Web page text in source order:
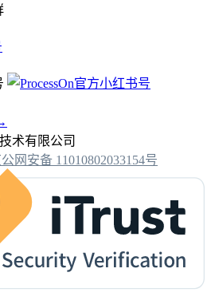
术有限公司
网安备 11010802033154号